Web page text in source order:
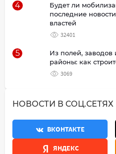
4
Будет ли
последние
властей
32401
5
Из полей,
районы: как
3069
НОВОСТИ В СОЦ.СЕТЯХ
ВКОНТАКТЕ
ЯНДЕКС